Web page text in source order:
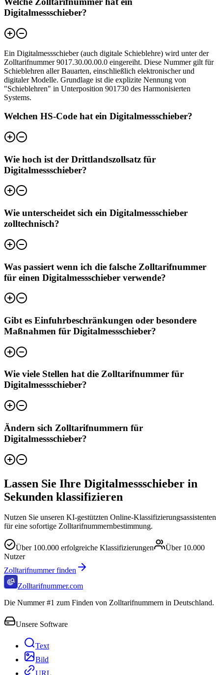
Digitalmessschieber?
Ein Digitalmessschieber (auch digitale Schieblehre) wird unter der
Zolltarifnummer 9017.30.00.00.0 eingereiht. Diese Nummer gilt für
Schieblehren aller Bauarten, einschließlich elektronischer und
digitaler Modelle. Grundlage ist die explizite Nennung von
"Schieblehren" in Unterposition 901730 des Harmonisierten
Systems.
Welchen HS-Code hat ein Digitalmessschieber?
Wie hoch ist der Drittlandszollsatz für
Digitalmessschieber?
Wie unterscheidet sich ein Digitalmessschieber
zolltechnisch?
Was passiert wenn ich die falsche Zolltarifnummer
für einen Digitalmessschieber verwende?
Gibt es Einfuhrbeschränkungen oder besondere
Maßnahmen für Digitalmessschieber?
Wie viele Stellen hat die Zolltarifnummer für
Digitalmessschieber?
Ändern sich Zolltarifnummern für
Digitalmessschieber?
Lassen Sie Ihre Digitalmessschieber in
Sekunden klassifizieren
Nutzen Sie unseren KI-gestützten Online-Klassifizierungsassistenten
für eine sofortige Zolltarifnummernbestimmung.
Über 100.000 erfolgreiche Klassifizierungen Über 10.000
Nutzer
Zolltarifnummer finden
Zolltarifnummer.com
Die Nummer #1 zum Finden von Zolltarifnummern in Deutschland.
Unsere Software
Text
Bild